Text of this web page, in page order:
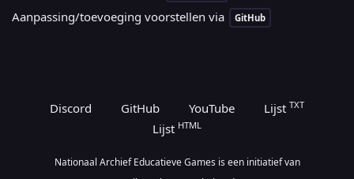
Aanpassing/toevoeging voorstellen via GitHub
Discord GitHub YouTube Lijst TXT
Lijst HTML
Nationaal Archief Educatieve Games is een initiatief van